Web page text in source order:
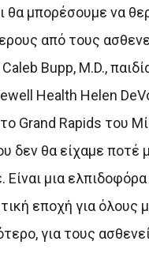
θα μπορέσουμε να
από τους
Bupp, M.D.,
Health Helen
Grand Rapids του
δεν θα είχαμε ποτέ
Είναι μια ελπιδοφόρα
εποχή για όλους
για τους